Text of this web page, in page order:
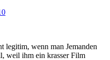
legitim, wenn man Jemanden
weil ihm ein krasser Film